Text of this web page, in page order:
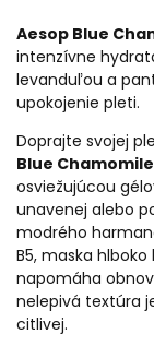
Aesop Blue
intenzívne
levanduľou a
upokojenie pleti.
Doprajte svojej
Blue
osviežujúcou
unavenej alebo
modrého
B5, maska
napomáha
nelepivá textúra
citlivej.